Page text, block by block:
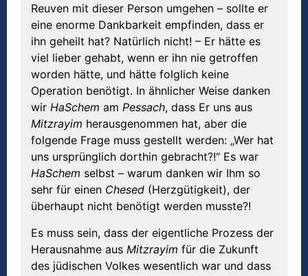
Reuven mit dieser Person umgehen – sollte er
eine enorme Dankbarkeit empfinden, dass er
ihn geheilt hat? Natürlich nicht! – Er hätte es
viel lieber gehabt, wenn er ihn nie getroffen
worden hätte, und hätte folglich keine
Operation benötigt. In ähnlicher Weise danken
wir HaSchem am Pessach, dass Er uns aus
Mitzrayim herausgenommen hat, aber die
folgende Frage muss gestellt werden: „Wer hat
uns ursprünglich dorthin gebracht?!“ Es war
HaSchem selbst – warum danken wir Ihm so
sehr für einen Chesed (Herzgütigkeit), der
überhaupt nicht benötigt werden musste?!
Es muss sein, dass der eigentliche Prozess der
Herausnahme aus Mitzrayim für die Zukunft
des jüdischen Volkes wesentlich war und dass